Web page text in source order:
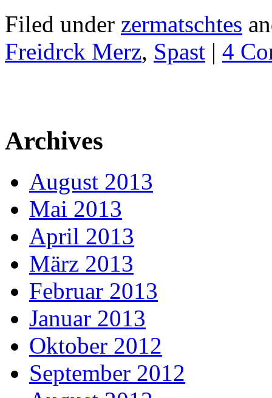
Filed under zermatschtes
Freidrck Merz, Spast | 4
Archives
August 2013
Mai 2013
April 2013
März 2013
Februar 2013
Januar 2013
Oktober 2012
September 2012